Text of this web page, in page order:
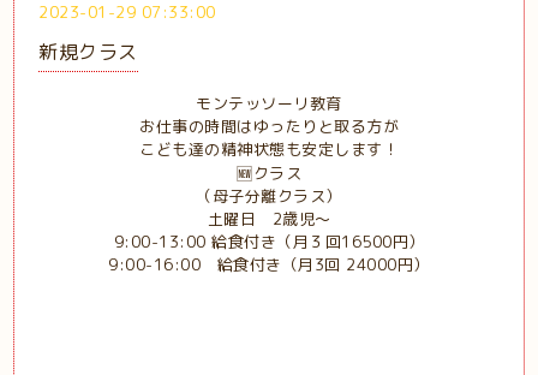
2023-01-29 07:33:00
新規クラス
モンテッソーリ教育
お仕事の時間はゆったりと取る方が
こども達の精神状態も安定します！
🆕クラス
（母子分離クラス）
土曜日 2歳児〜
9:00-13:00 給食付き（月３回16500円）
9:00-16:00 給食付き（月3回 24000円）